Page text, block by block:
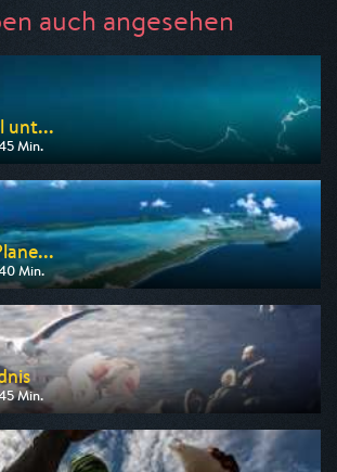
auch angesehen
unt...
Min.
Min.
Min.